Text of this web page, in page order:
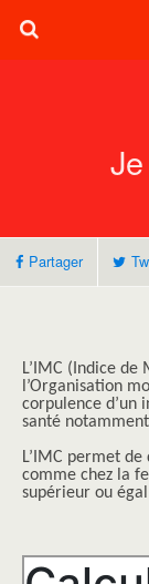
Partager
L’IMC (Indice
l’Organisation
corpulence d’un
santé
L’IMC permet de
comme chez la
supérieur ou